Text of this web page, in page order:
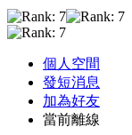
個人空間
發短消息
加為好友
當前離線